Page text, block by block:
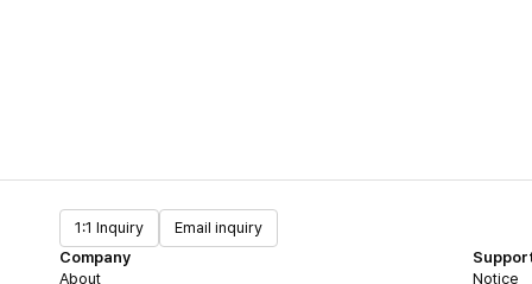
1:1 Inquiry
Email inquiry
Company
About
Notice